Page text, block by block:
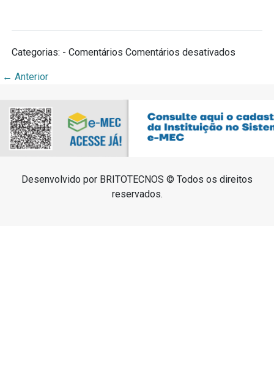
Categorias: - Comentários Comentários desativadosem
← Anterior
Desenvolvido por BRITOTECNOS © Todos os direitos
reservados.